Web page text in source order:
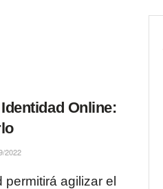
Online:
2022
agilizar el